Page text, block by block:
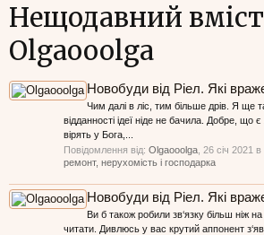
Нещодавний вміст
Olgaooolga
Новобуди від Ріел. Які
Чим далі в ліс, тим більше дрів. Я ще
відданності ідеї ніде не бачила. Добре, що
вірять у Бога,...
Повідомлення від: Olgaooolga 26 січ 2021 в
ремонт, нерухомість і господарка
Новобуди від Ріел. Які
Ви б також робили зв‘язку більш ніж
читати. Дивлюсь у вас крутий аппонент